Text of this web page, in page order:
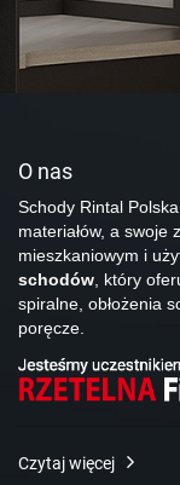
O nas
Schody Rintal
materiałów, a swoje
mieszkaniowym i
schodów, który
spiralne, obłożenia
poręcze.
Czytaj więcej